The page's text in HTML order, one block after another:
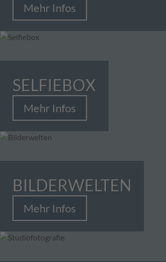
Mehr Infos
SELFIEBOX
Mehr Infos
BILDERWELTEN
Mehr Infos